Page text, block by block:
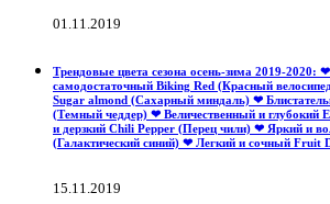
01.11.2019
Трендовые цвета сезона осень-зима 2019-2020:
самодостаточный Biking Red (Красный
Sugar almond (Сахарный миндаль) ❤
(Темный чеддер) ❤ Величественный и
и дерзкий Сhili Рepper (Перец чили) ❤ Яркий и
(Галактический синий) ❤ Легкий и сочный Fruit
15.11.2019